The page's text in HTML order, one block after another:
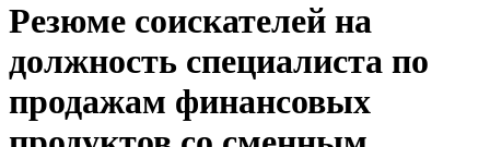
Резюме соискателей на
должность специалиста по
продажам финансовых